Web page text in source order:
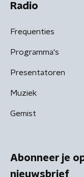
Radio
Frequenties
Programma's
Presentatoren
Muziek
Gemist
Abonneer je
nieuwsbrief